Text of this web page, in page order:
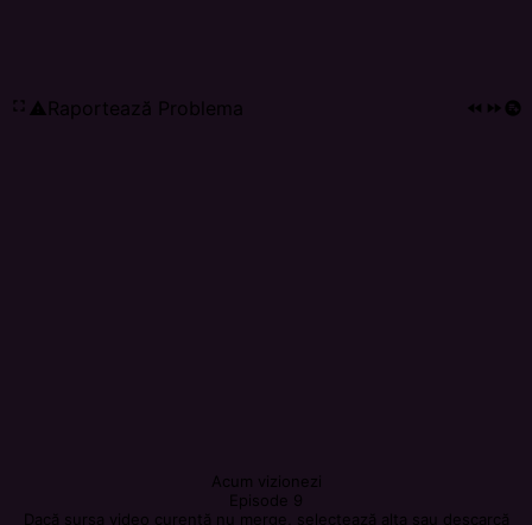
report_problem Raportează Problema fast_rewind fast_forward playlist_add_circle
Acum vizionezi
Episode 9
Dacă sursa video curentă nu merge, selectează alta sau descarcă